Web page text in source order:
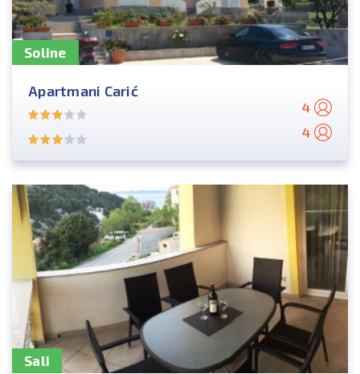
Soline
Apartmani Carić
4
4
Sali